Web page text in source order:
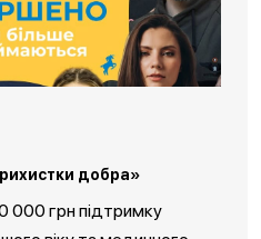
добра»
000 грн підтримку